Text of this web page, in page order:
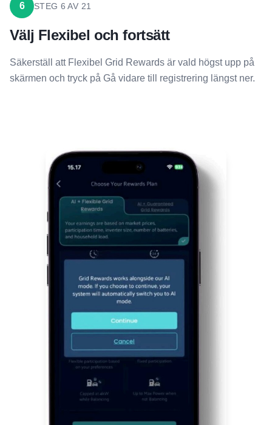
6 STEG 6 AV 21
Välj Flexibel och fortsätt
Säkerställ att Flexibel Grid Rewards är vald högst upp på
skärmen och tryck på Gå vidare till registrering längst ner.